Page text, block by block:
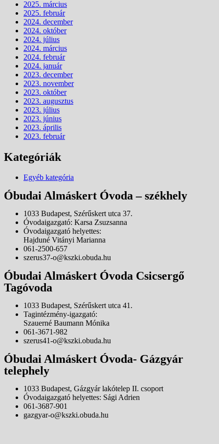
2025. március
2025. február
2024. december
2024. október
2024. július
2024. március
2024. február
2024. január
2023. december
2023. november
2023. október
2023. augusztus
2023. július
2023. június
2023. április
2023. február
Kategóriák
Egyéb kategória
Óbudai Almáskert Óvoda – székhely
1033 Budapest, Szérűskert utca 37.
Óvodaigazgató: Karsa Zsuzsanna
Óvodaigazgató helyettes:
Hajduné Vitányi Marianna
061-2500-657
szerus37-o@kszki.obuda.hu
Óbudai Almáskert Óvoda Csicsergő
Tagóvoda
1033 Budapest, Szérűskert utca 41.
Tagintézmény-igazgató:
Szauerné Baumann Mónika
061-3671-982
szerus41-o@kszki.obuda.hu
Óbudai Almáskert Óvoda- Gázgyár
telephely
1033 Budapest, Gázgyár lakótelep II. csoport
Óvodaigazgató helyettes: Sági Adrien
061-3687-901
gazgyar-o@kszki.obuda.hu